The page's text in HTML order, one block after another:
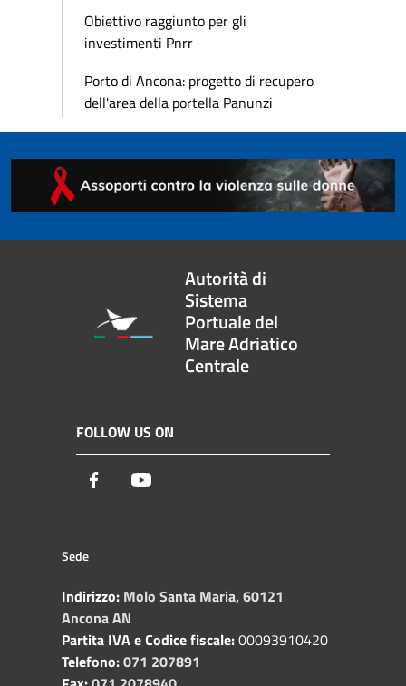
Obiettivo raggiunto per gli
investimenti Pnrr
Porto di Ancona: progetto di recupero
dell'area della portella Panunzi
Autorità di
Sistema
Portuale del
Mare Adriatico
Centrale
FOLLOW US ON
Facebook
Sede
Indirizzo: Molo Santa Maria, 60121
Ancona AN
Partita IVA e Codice fiscale:00093910420
Telefono:071 207891